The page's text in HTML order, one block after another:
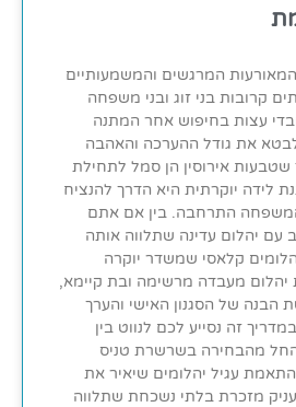
המרגשים והמשמעותיים
קרובות בני זוג ובני משפחה
עצות בחיפוש אחר המתנה
את גודל ההערכה והאהבה
שטבעות אירוסין הן סמל לתחילת
לידה יוקרתית היא הדרך להנציח
התרחבה. בין אם אתם
יהלום עדינה שתלווה אותה
קלאסי שמשדר יוקרה
יהלום מעבדה מרשימה ובת קיימא,
הבנה של הסגנון האישי והערך
זה נסייע לכם לנווט בין
החל מהבחירה בשרשרת טניס
עגיל יהלומים שיאיר את
מזכרת בלתי נשכחת שתלווה